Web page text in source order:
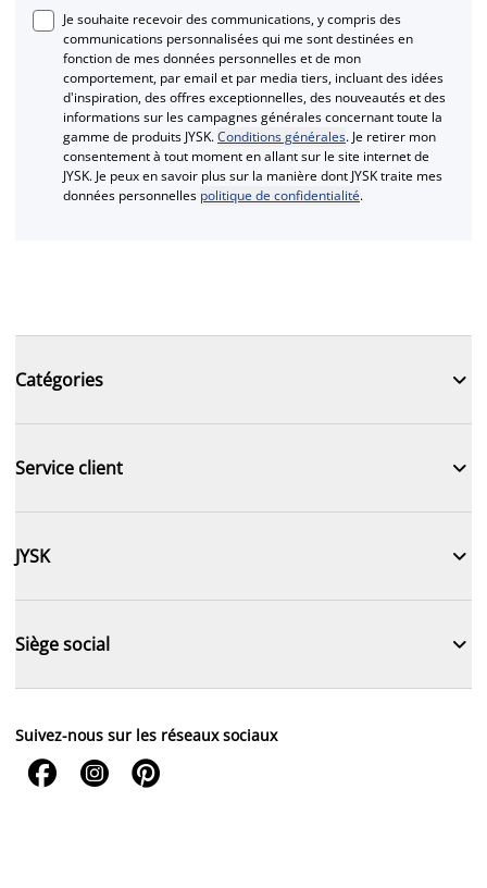
Je souhaite recevoir des communications, y compris des
communications personnalisées qui me sont destinées en
fonction de mes données personnelles et de mon
comportement, par email et par media tiers, incluant des idées
d'inspiration, des offres exceptionnelles, des nouveautés et des
informations sur les campagnes générales concernant toute la
gamme de produits JYSK.Conditions générales. Je retirer mon
consentement à tout moment en allant sur le site internet de
JYSK. Je peux en savoir plus sur la manière dont JYSK traite mes
données personnelles politique de confidentialité.
Catégories 
Service client 
JYSK 
Siège social 
Suivez-nous sur les réseaux sociaux
  